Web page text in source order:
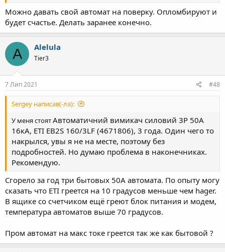
Можно давать свой автомат на поверку. Опломбируют и
будет счастье. Делать заранее конечно.
A Alelula
Tier3
7 Лип 2021 #48
Sergey написав(-ла):
У меня стоятАвтоматичний вимикач силовий 3P 50А
16кА, ETI EB2S 160/3LF (4671806), 3 года. Один чего то
накрылся, увы я не на месте, поэтому без
подробностей. Но думаю проблема в наконечниках.
Рекомендую.
Сгорело за год три бытовых 50A автомата. По опыту могу
сказать что ETI греется на 10 градусов меньше чем hager.
В ящике со счетчиком ещё греют блок питания и модем,
температура автоматов выше 70 градусов.
Пром автомат на макс токе греется так же как бытовой ?